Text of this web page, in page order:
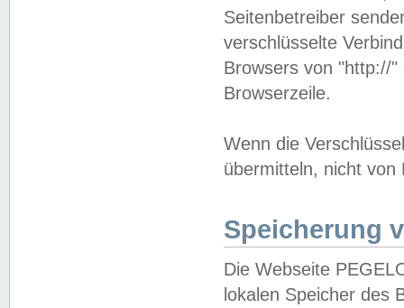
Seitenbetreiber
verschlüsselte
Browsers von "http://
Browserzeile.
Wenn die
übermitteln, nicht von
Speicherung
Die Webseite
lokalen Speicher des